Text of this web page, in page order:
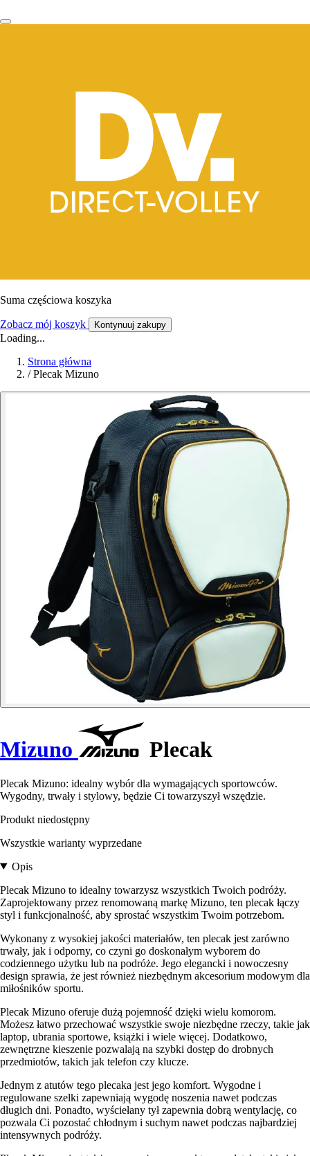
Suma częściowa koszyka
Zobacz mój koszyk Kontynuuj zakupy
Loading...
Strona główna
/ Plecak Mizuno
Mizuno Plecak
Plecak Mizuno: idealny wybór dla wymagających sportowców.
Wygodny, trwały i stylowy, będzie Ci towarzyszył wszędzie.
Produkt niedostępny
Wszystkie warianty wyprzedane
Opis
Plecak Mizuno to idealny towarzysz wszystkich Twoich podróży.
Zaprojektowany przez renomowaną markę Mizuno, ten plecak łączy
styl i funkcjonalność, aby sprostać wszystkim Twoim potrzebom.
Wykonany z wysokiej jakości materiałów, ten plecak jest zarówno
trwały, jak i odporny, co czyni go doskonałym wyborem do
codziennego użytku lub na podróże. Jego elegancki i nowoczesny
design sprawia, że jest również niezbędnym akcesorium modowym dla
miłośników sportu.
Plecak Mizuno oferuje dużą pojemność dzięki wielu komorom.
Możesz łatwo przechować wszystkie swoje niezbędne rzeczy, takie jak
laptop, ubrania sportowe, książki i wiele więcej. Dodatkowo,
zewnętrzne kieszenie pozwalają na szybki dostęp do drobnych
przedmiotów, takich jak telefon czy klucze.
Jednym z atutów tego plecaka jest jego komfort. Wygodne i
regulowane szelki zapewniają wygodę noszenia nawet podczas
długich dni. Ponadto, wyściełany tył zapewnia dobrą wentylację, co
pozwala Ci pozostać chłodnym i suchym nawet podczas najbardziej
intensywnych podróży.